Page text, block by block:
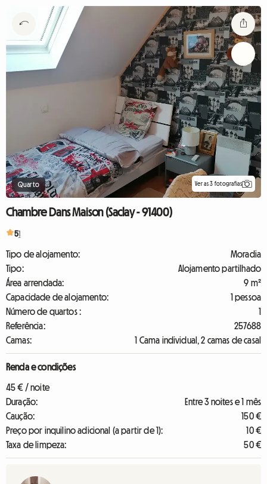
Quarto Ver as 3 fotografias
Chambre Dans Maison (Saclay - 91400)
51
Tipo de alojamento:
Moradia
Tipo:
Alojamento partilhado
Área arrendada:
9 m²
Capacidade de alojamento:
1 pessoa
Número de quartos :
1
Referência:
257688
Camas:
1 Cama individual, 2 camas de casal
Renda e condições
45 € / noite
Duração:
Entre 3 noites e 1 mês
Caução:
150 €
Preço por inquilino adicional (a partir de 1):
10 €
Taxa de limpeza:
50 €